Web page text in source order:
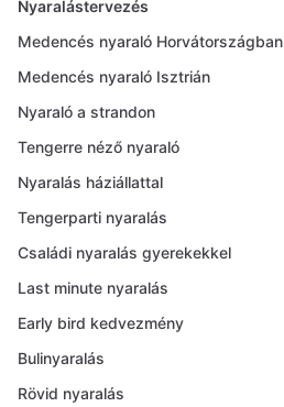
Nyaralástervezés
Medencés nyaraló Horvátországban
Medencés nyaraló Isztrián
Nyaraló a strandon
Tengerre néző nyaraló
Nyaralás háziállattal
Tengerparti nyaralás
Családi nyaralás gyerekekkel
Last minute nyaralás
Early bird kedvezmény
Bulinyaralás
Rövid nyaralás